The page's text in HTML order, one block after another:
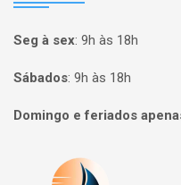
Seg à sex: 9h às 18h
Sábados: 9h às 18h
Domingo e feriados
Página inicial